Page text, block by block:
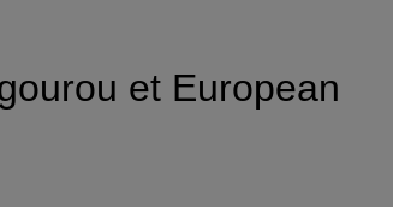
et European